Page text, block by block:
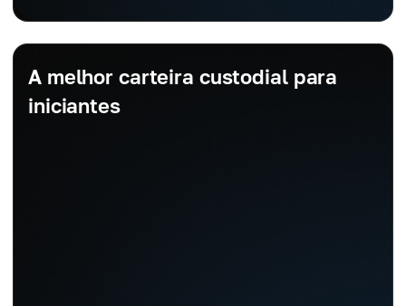
A melhor carteira custodial para
iniciantes